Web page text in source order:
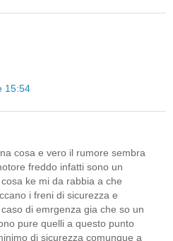
15:54
cosa e vero il rumore sembra
freddo infatti sono un
ke mi da rabbia a che
i freni di sicurezza e
di emrgenza gia che so un
pure quelli a questo punto
di sicurezza comunque a